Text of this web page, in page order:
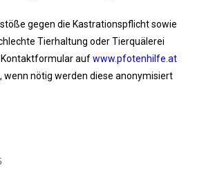
gegen die Kastrationspflicht sowie
Tierhaltung oder Tierquälerei
Kontaktformular aufwww.pfotenhilfe.at
wenn nötig werden diese anonymisiert